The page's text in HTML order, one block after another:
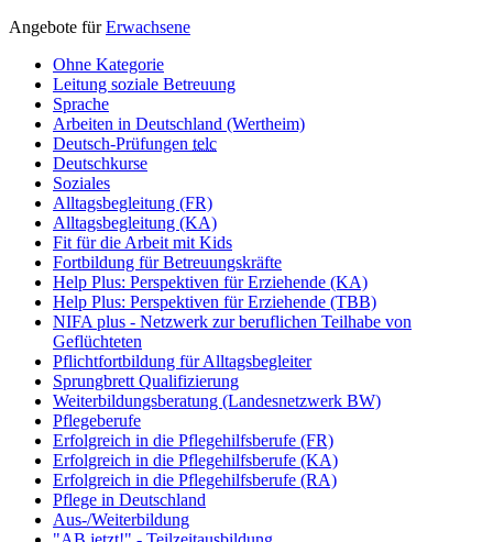
Angebote fürErwachsene
Ohne Kategorie
Leitung soziale Betreuung
Sprache
Arbeiten in Deutschland (Wertheim)
Deutsch-Prüfungen telc
Deutschkurse
Soziales
Alltagsbegleitung (FR)
Alltagsbegleitung (KA)
Fit für die Arbeit mit Kids
Fortbildung für Betreuungskräfte
Help Plus: Perspektiven für Erziehende (KA)
Help Plus: Perspektiven für Erziehende (TBB)
NIFA plus - Netzwerk zur beruflichen Teilhabe von
Geflüchteten
Pflichtfortbildung für Alltagsbegleiter
Sprungbrett Qualifizierung
Weiterbildungsberatung (Landesnetzwerk BW)
Pflegeberufe
Erfolgreich in die Pflegehilfsberufe (FR)
Erfolgreich in die Pflegehilfsberufe (KA)
Erfolgreich in die Pflegehilfsberufe (RA)
Pflege in Deutschland
Aus-/Weiterbildung